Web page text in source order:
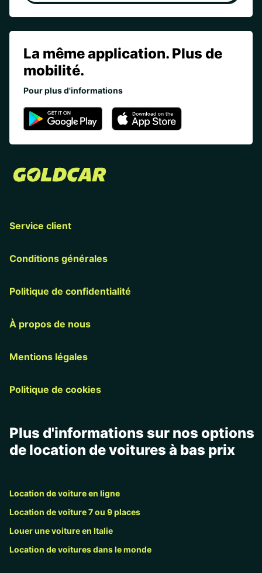
La même application. Plus de
mobilité.
Pour plus d'informations
Service client
Conditions générales
Politique de confidentialité
À propos de nous
Mentions légales
Politique de cookies
Plus d'informations sur nos options
de location de voitures à bas prix
Location de voiture en ligne
Location de voiture 7 ou 9 places
Louer une voiture en Italie
Location de voitures dans le monde